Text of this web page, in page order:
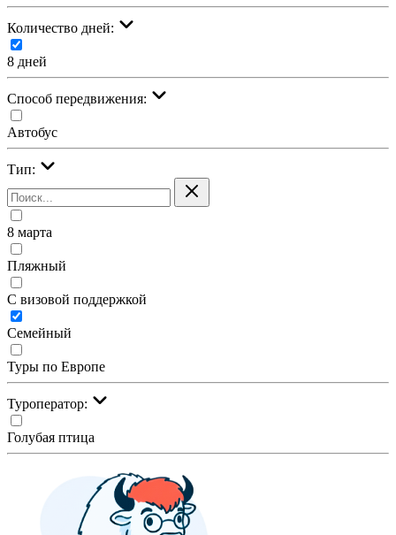
Количество дней:
8 дней
Cпособ передвижения:
Автобус
Тип:
8 марта
Пляжный
С визовой поддержкой
Семейный
Туры по Европе
Туроператор:
Голубая птица